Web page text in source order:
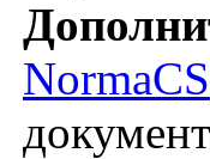
NormaCS